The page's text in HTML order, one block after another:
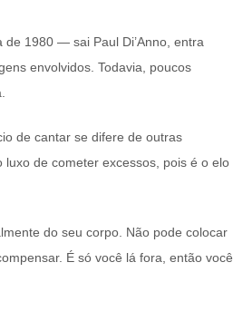
1980 — sai Paul Di’Anno, entra
envolvidos. Todavia, poucos
de cantar se difere de outras
de cometer excessos, pois é o elo
do seu corpo. Não pode colocar
É só você lá fora, então você